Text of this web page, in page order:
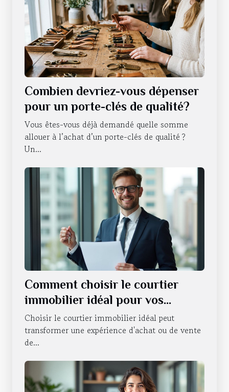
Combien devriez-vous dépenser
pour un porte-clés de qualité?
Vous êtes-vous déjà demandé quelle somme
allouer à l’achat d’un porte-clés de qualité ?
Un...
Comment choisir le courtier
immobilier idéal pour vos
besoins ?
Choisir le courtier immobilier idéal peut
transformer une expérience d'achat ou de vente
de...